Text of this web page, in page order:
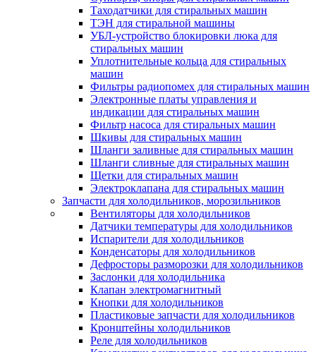
Таходатчики для стиральных машин
ТЭН для стиральной машины
УБЛ-устройство блокировки люка для
стиральных машин
Уплотнительные кольца для стиральных
машин
Фильтры радиопомех для стиральных машин
Электронные платы управления и
индикации для стиральных машин
Фильтр насоса для стиральных машин
Шкивы для стиральных машин
Шланги заливные для стиральных машин
Шланги сливные для стиральных машин
Щетки для стиральных машин
Электроклапана для стиральных машин
Запчасти для холодильников, морозильников
Вентиляторы для холодильников
Датчики температуры для холодильников
Испарители для холодильников
Конденсаторы для холодильников
Дефросторы разморозки для холодильников
Заслонки для холодильника
Клапан электромагнитный
Кнопки для холодильников
Пластиковые запчасти для холодильников
Кронштейны холодильников
Реле для холодильников